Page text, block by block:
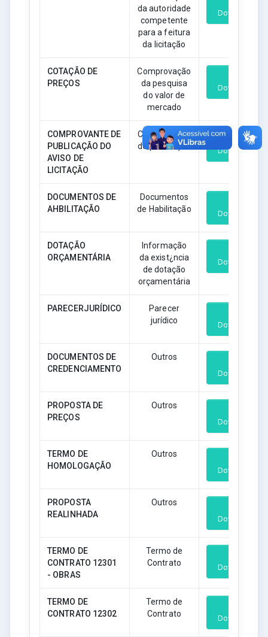
da autoridade
competente
para a feitura
da licitação
Download
COTAÇÃO DE
PREÇOS
Comprovação
da pesquisa
do valor de
mercado
Download
COMPROVANTE DE
PUBLICAÇÃO DO
AVISO DE
LICITAÇÃO
Comprovante
de publicação
Download
DOCUMENTOS DE
AHBILITAÇÃO
Documentos
de Habilitação
Download
DOTAÇÃO
ORÇAMENTÁRIA
Informação
da exist¿ncia
de dotação
orçamentária
Download
PARECERJURÍDICO
Parecer
jurídico
Download
DOCUMENTOS DE
CREDENCIAMENTO
Outros
Download
PROPOSTA DE
PREÇOS
Outros
Download
TERMO DE
HOMOLOGAÇÃO
Outros
Download
PROPOSTA
REALINHADA
Outros
Download
TERMO DE
CONTRATO 12301
- OBRAS
Termo de
Contrato
Download
TERMO DE
CONTRATO 12302
Termo de
Contrato
Download